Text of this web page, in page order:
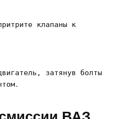
клапаны к
затянув болты